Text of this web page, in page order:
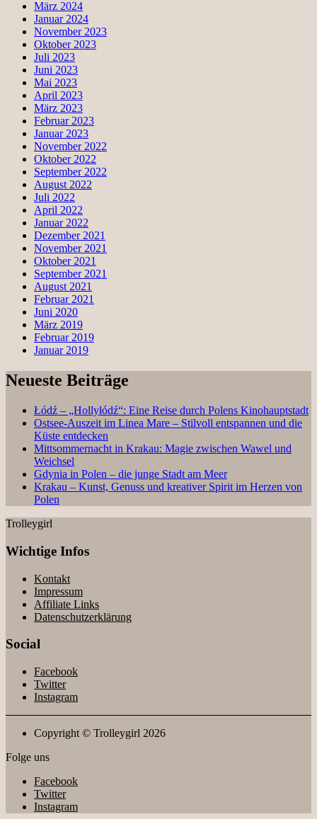
März 2024
Januar 2024
November 2023
Oktober 2023
Juli 2023
Juni 2023
Mai 2023
April 2023
März 2023
Februar 2023
Januar 2023
November 2022
Oktober 2022
September 2022
August 2022
Juli 2022
April 2022
Januar 2022
Dezember 2021
November 2021
Oktober 2021
September 2021
August 2021
Februar 2021
Juni 2020
März 2019
Februar 2019
Januar 2019
Neueste Beiträge
Łódź – „Hollyłódź“: Eine Reise durch Polens Kinohauptstadt
Ostsee-Auszeit im Linea Mare – Stilvoll entspannen und die
Küste entdecken
Mittsommernacht in Krakau: Magie zwischen Wawel und
Weichsel
Gdynia in Polen – die junge Stadt am Meer
Krakau – Kunst, Genuss und kreativer Spirit im Herzen von
Polen
Trolleygirl
Wichtige Infos
Kontakt
Impressum
Affiliate Links
Datenschutzerklärung
Social
Facebook
Twitter
Instagram
Copyright © Trolleygirl 2026
Folge uns
Facebook
Twitter
Instagram